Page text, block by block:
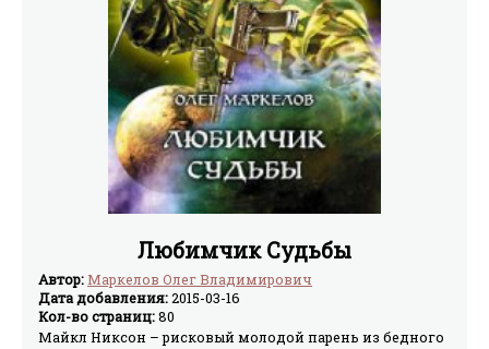
Любимчик Судьбы
Автор:Маркелов Олег Владимирович
Дата добавления:2015-03-16
Кол-во страниц:80
Майкл Никсон – рисковый молодой парень из бедного